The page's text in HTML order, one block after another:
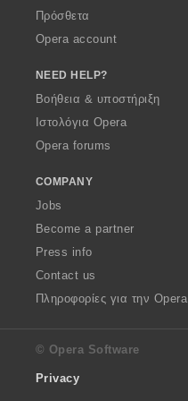
Πρόσθετα
Opera account
NEED HELP?
Βοήθεια & υποστήριξη
Ιστολόγια Opera
Opera forums
COMPANY
Jobs
Become a partner
Press info
Contact us
Πληροφορίες για την Opera
© Opera Software
Privacy